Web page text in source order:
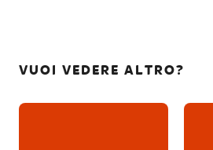
VUOI VEDERE ALTRO?